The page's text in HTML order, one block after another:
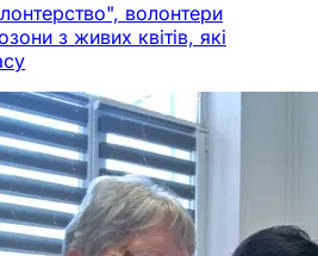
волонтери
з живих квітів, які